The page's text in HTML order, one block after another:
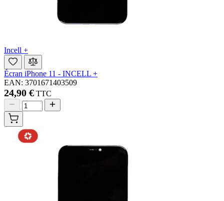
Incell +
Écran iPhone 11 - INCELL +
EAN: 3701671403509
24,90 € TTC